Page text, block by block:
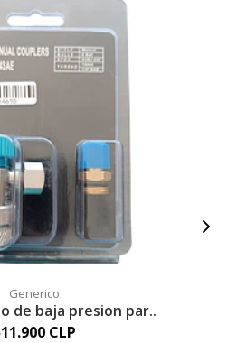
Generico
de baja presion par..
CLP